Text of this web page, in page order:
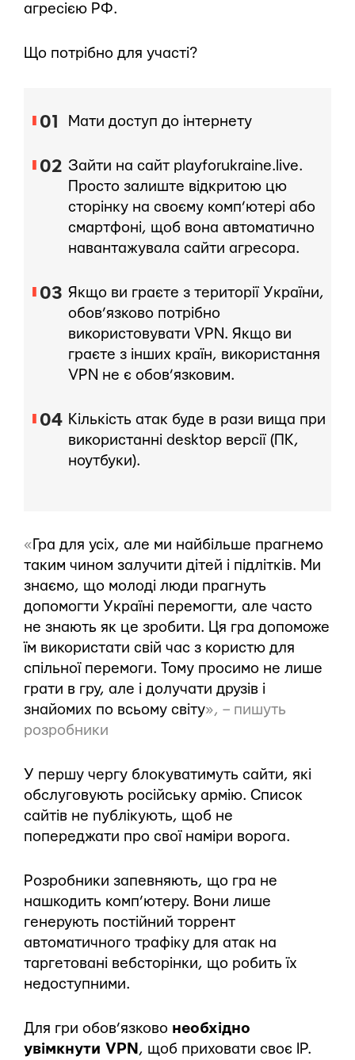
агресією РФ.
Що потрібно для участі?
Мати доступ до інтернету
Зайти на сайт playforukraine.live.
Просто залиште відкритою цю
сторінку на своєму комп’ютері або
смартфоні, щоб вона автоматично
навантажувала сайти агресора.
Якщо ви граєте з території України,
обов’язково потрібно
використовувати VPN. Якщо ви
граєте з інших країн, використання
VPN не є обов’язковим.
Кількість атак буде в рази вища при
використанні desktop версії (ПК,
ноутбуки).
« Гра для усіх, але ми найбільше прагнемо
таким чином залучити дітей і підлітків. Ми
знаємо, що молоді люди прагнуть
допомогти Україні перемогти, але часто
не знають як це зробити. Ця гра допоможе
їм використати свій час з користю для
спільної перемоги. Тому просимо не лише
грати в гру, але і долучати друзів і
знайомих по всьому світу», – пишуть
розробники
У першу чергу блокуватимуть сайти, які
обслуговують російську армію. Список
сайтів не публікують, щоб не
попереджати про свої наміри ворога.
Розробники запевняють, що гра не
нашкодить комп’ютеру. Вони лише
генерують постійний торрент
автоматичного трафіку для атак на
таргетовані вебсторінки, що робить їх
недоступними.
Для гри обов’язково необхідно
увімкнути VPN , щоб приховати своє IP.